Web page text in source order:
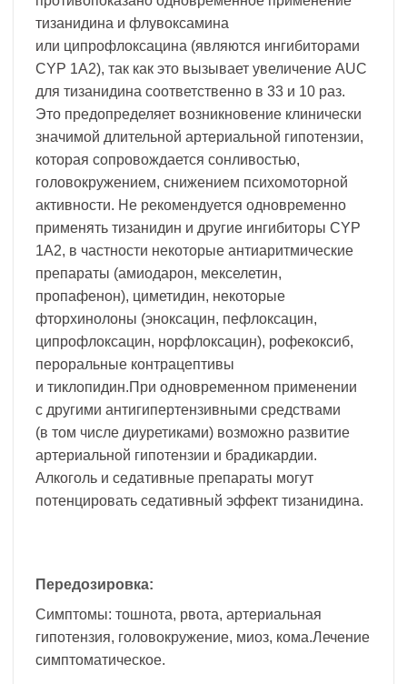
тизанидина и флувоксамина
или ципрофлоксацина (являются ингибиторами
CYP 1A2), так как это вызывает увеличение AUC
для тизанидина соответственно в 33 и 10 раз.
Это предопределяет возникновение клинически
значимой длительной артериальной гипотензии,
которая сопровождается сонливостью,
головокружением, снижением психомоторной
активности. Не рекомендуется одновременно
применять тизанидин и другие ингибиторы CYP
1A2, в частности некоторые антиаритмические
препараты (амиодарон, мекселетин,
пропафенон), циметидин, некоторые
фторхинолоны (эноксацин, пефлоксацин,
ципрофлоксацин, норфлоксацин), рофекоксиб,
пероральные контрацептивы
и тиклопидин.При одновременном применении
с другими антигипертензивными средствами
(в том числе диуретиками) возможно развитие
артериальной гипотензии и брадикардии.
Алкоголь и седативные препараты могут
потенцировать седативный эффект тизанидина.
Передозировка:
Симптомы: тошнота, рвота, артериальная
гипотензия, головокружение, миоз, кома.Лечение
симптоматическое.